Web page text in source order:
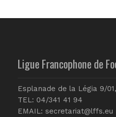
Ligue Francophone de
Esplanade de la Légia 9/
TEL: 04/341 41 94
EMAIL: secretariat@lffs.eu